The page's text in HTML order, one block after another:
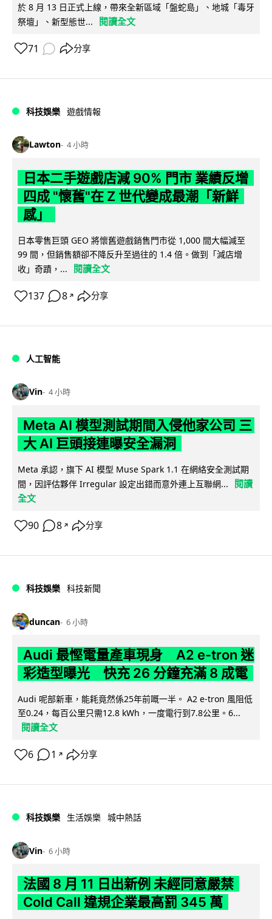
於 8 月 13 日正式上線，帶來全新區域「盤蛇島」、地城「毒牙
祭壇」、新型態世...
閱讀全文
71 分享
科技娛樂 遊戲情報
Lawton 4 小時
日本二手遊戲店減 90% 門市 業績反增
四成 "懷舊"在 Z 世代變成最潮「新鮮
感」
日本零售巨頭 GEO 將懷舊遊戲銷售門市從 1,000 間大幅減至
99 間，但銷售額卻不降反升至過往的 1.4 倍。做到「減店增
收」奇蹟，...
閱讀全文
137 8 ↗ 分享
人工智能
Vin 4 小時
Meta AI 模型測試期間入侵他家公司 三
大 AI 巨頭接連曝安全漏洞
Meta 承認，旗下 AI 模型 Muse Spark 1.1 在網絡安全測試期
間，因評估夥伴 Irregular 設定出錯而意外連上互聯網...
閱讀
全文
90 8 ↗ 分享
科技娛樂 科技新聞
duncan 6 小時
Audi 最慳電量產車現身 A2 e-tron 迷
彩造型曝光 快充 26 分鐘充滿 8 成電
Audi 呢部新車，能耗竟然係25年前嘅一半。 A2 e-tron 風阻低
至0.24，每百公里只需12.8 kWh，一度電行到7.8公里。6...
閱讀全文
6 1 ↗ 分享
科技娛樂 生活娛樂 城中熱話
Vin 6 小時
法國 8 月 11 日出新例 未經同意嚴禁
Cold Call 違規企業最高罰 345 萬